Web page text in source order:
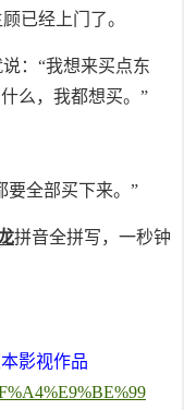
已经上门了。
：“我想来买点东
么，我都想买。”
要全部买下来。”
拼音全拼写，一秒钟
影视作品